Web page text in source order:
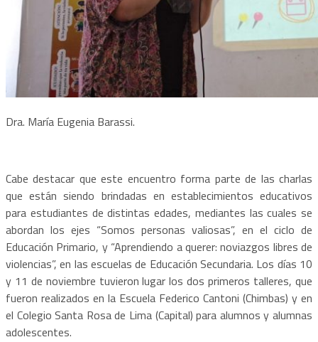
Dra. María Eugenia Barassi.
Cabe destacar que este encuentro forma parte de las charlas
que están siendo brindadas en establecimientos educativos
para estudiantes de distintas edades, mediantes las cuales se
abordan los ejes “Somos personas valiosas”, en el ciclo de
Educación Primario, y “Aprendiendo a querer: noviazgos libres de
violencias”, en las escuelas de Educación Secundaria. Los días 10
y 11 de noviembre tuvieron lugar los dos primeros talleres, que
fueron realizados en la Escuela Federico Cantoni (Chimbas) y en
el Colegio Santa Rosa de Lima (Capital) para alumnos y alumnas
adolescentes.